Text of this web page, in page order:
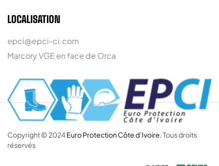
LOCALISATION
epci@epci-ci.com
Marcory VGE en face de Orca
Copyright © 2024 Euro Protection Côte d’Ivoire.Tous droits
réservés